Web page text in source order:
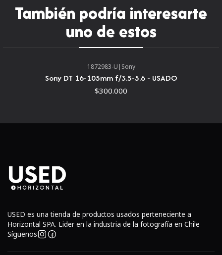
focal ultra gran angular con un diseño especialmente
brillante, elFE 14 mm f/1.8 GMdeSonyes un lente
rápido y dinámico muy adecuado para aplicaciones de
paisajes, naturaleza, arquitectura y astrofotografía. Su
una apertura máxima de f/1.8 para un rendimiento
excelente en condiciones de poca luz y su factor de forma
tomas arquitectónicas escenificadas.Diseño rápido y
También podría interesarte
uno de estos
1872983-U | Sony
Sony DT 16-105mm f/3.5-5.6 - USADO
$300.000
USED es una tienda de productos usados perteneciente a
Horizontal SPA. Lider en la industria de la fotografía en Chile
Síguenos